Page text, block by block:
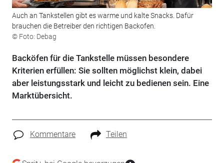
Auch an Tankstellen gibt es warme und kalte Snacks. Dafür
brauchen die Betreiber den richtigen Backofen.
© Foto: Debag
Backöfen für die Tankstelle müssen besondere
Kriterien erfüllen: Sie sollten möglichst klein, dabei
aber leistungsstark und leicht zu bedienen sein. Eine
Marktübersicht.
Kommentare Teilen